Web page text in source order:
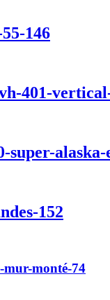
146
401-
super-alaska-
152
mur-monté-74